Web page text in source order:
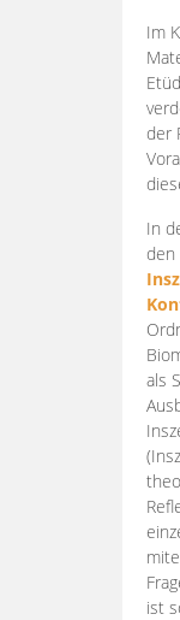
Im
der
In
den
als
ist